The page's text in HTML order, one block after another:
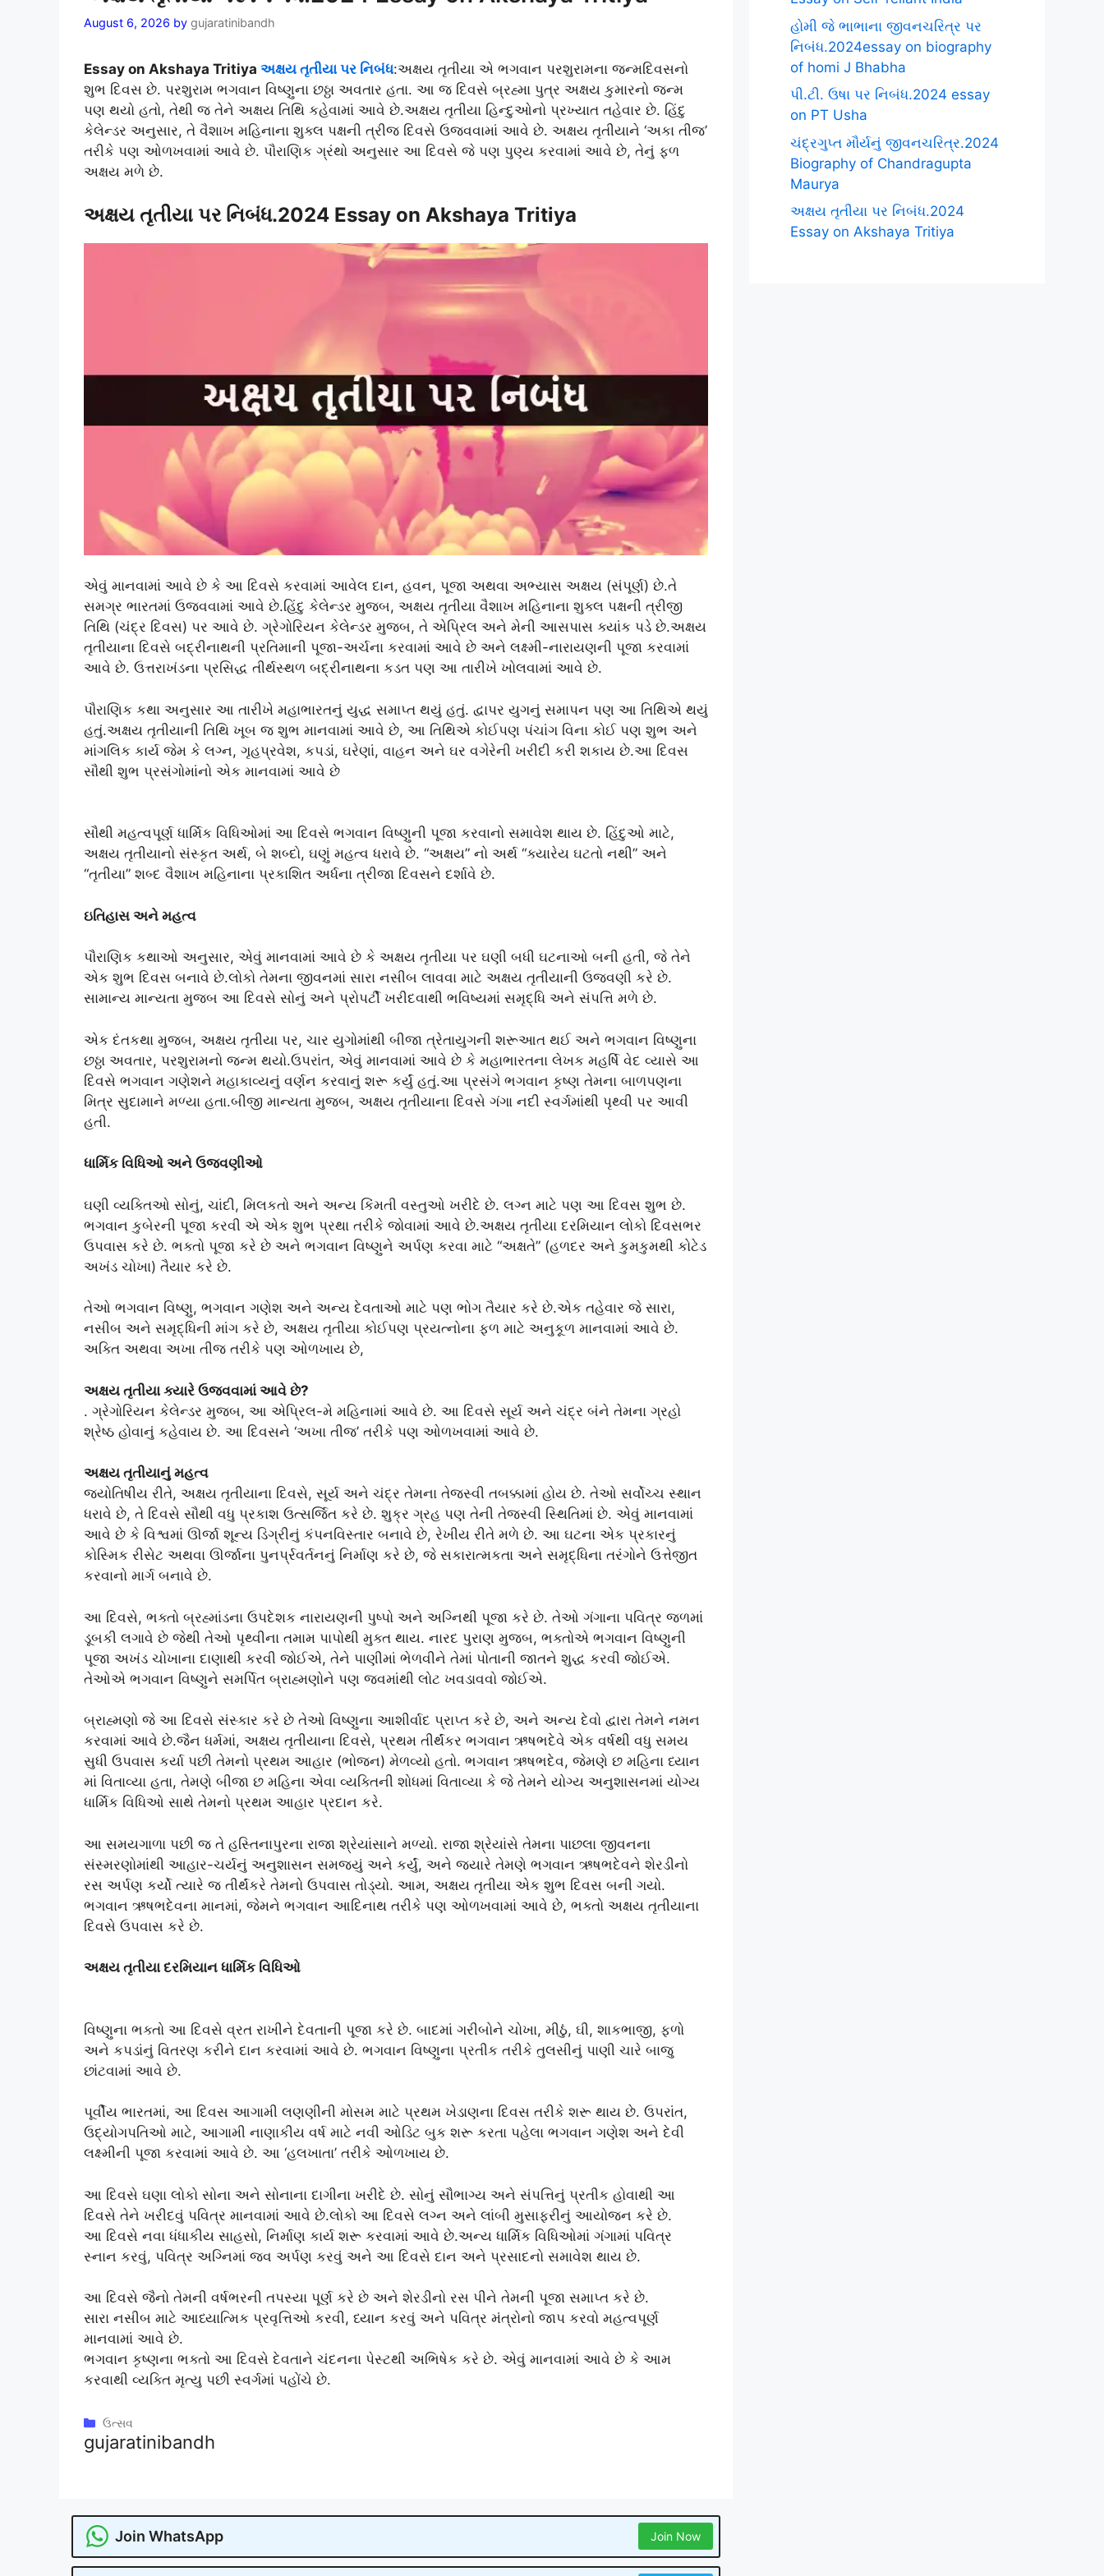
August 6, 2026 by gujaratinibandh
Essay on Akshaya Tritiya અક્ષય તૃતીયા પર નિબંધ:અક્ષય તૃતીયા એ ભગવાન પરશુરામના જન્મદિવસનો
શુભ દિવસ છે. પરશુરામ ભગવાન વિષ્ણુના છઠ્ઠા અવતાર હતા. આ જ દિવસે બ્રહ્મા પુત્ર અક્ષય કુમારનો જન્મ
પણ થયો હતો, તેથી જ તેને અક્ષય તિથિ કહેવામાં આવે છે.અક્ષય તૃતીયા હિન્દુઓનો પ્રખ્યાત તહેવાર છે. હિંદુ
કેલેન્ડર અનુસાર, તે વૈશાખ મહિનાના શુક્લ પક્ષની ત્રીજ દિવસે ઉજવવામાં આવે છે. અક્ષય તૃતીયાને ‘અકા તીજ’
તરીકે પણ ઓળખવામાં આવે છે. પૌરાણિક ગ્રંથો અનુસાર આ દિવસે જે પણ પુણ્ય કરવામાં આવે છે, તેનું ફળ
અક્ષય મળે છે.
અક્ષય તૃતીયા પર નિબંધ.2024 Essay on Akshaya Tritiya
એવું માનવામાં આવે છે કે આ દિવસે કરવામાં આવેલ દાન, હવન, પૂજા અથવા અભ્યાસ અક્ષય (સંપૂર્ણ) છે.તે
સમગ્ર ભારતમાં ઉજવવામાં આવે છે.હિંદુ કેલેન્ડર મુજબ, અક્ષય તૃતીયા વૈશાખ મહિનાના શુક્લ પક્ષની ત્રીજી
તિથિ (ચંદ્ર દિવસ) પર આવે છે. ગ્રેગોરિયન કેલેન્ડર મુજબ, તે એપ્રિલ અને મેની આસપાસ ક્યાંક પડે છે.અક્ષય
તૃતીયાના દિવસે બદ્રીનાથની પ્રતિમાની પૂજા-અર્ચના કરવામાં આવે છે અને લક્ષ્મી-નારાયણની પૂજા કરવામાં
આવે છે. ઉત્તરાખંડના પ્રસિદ્ધ તીર્થસ્થળ બદ્રીનાથના કડત પણ આ તારીખે ખોલવામાં આવે છે.
પૌરાણિક કથા અનુસાર આ તારીખે મહાભારતનું યુદ્ધ સમાપ્ત થયું હતું. દ્વાપર યુગનું સમાપન પણ આ તિથિએ થયું
હતું.અક્ષય તૃતીયાની તિથિ ખૂબ જ શુભ માનવામાં આવે છે, આ તિથિએ કોઈપણ પંચાંગ વિના કોઈ પણ શુભ અને
માંગલિક કાર્ય જેમ કે લગ્ન, ગૃહપ્રવેશ, કપડાં, ઘરેણાં, વાહન અને ઘર વગેરેની ખરીદી કરી શકાય છે.આ દિવસ
સૌથી શુભ પ્રસંગોમાંનો એક માનવામાં આવે છે
સૌથી મહત્વપૂર્ણ ધાર્મિક વિધિઓમાં આ દિવસે ભગવાન વિષ્ણુની પૂજા કરવાનો સમાવેશ થાય છે. હિંદુઓ માટે,
અક્ષય તૃતીયાનો સંસ્કૃત અર્થ, બે શબ્દો, ઘણું મહત્વ ધરાવે છે. “અક્ષય” નો અર્થ “ક્યારેય ઘટતો નથી” અને
“તૃતીયા” શબ્દ વૈશાખ મહિનાના પ્રકાશિત અર્ધના ત્રીજા દિવસને દર્શાવે છે.
ઇતિહાસ અને મહત્વ
પૌરાણિક કથાઓ અનુસાર, એવું માનવામાં આવે છે કે અક્ષય તૃતીયા પર ઘણી બધી ઘટનાઓ બની હતી, જે તેને
એક શુભ દિવસ બનાવે છે.લોકો તેમના જીવનમાં સારા નસીબ લાવવા માટે અક્ષય તૃતીયાની ઉજવણી કરે છે.
સામાન્ય માન્યતા મુજબ આ દિવસે સોનું અને પ્રોપર્ટી ખરીદવાથી ભવિષ્યમાં સમૃદ્ધિ અને સંપત્તિ મળે છે.
એક દંતકથા મુજબ, અક્ષય તૃતીયા પર, ચાર યુગોમાંથી બીજા ત્રેતાયુગની શરૂઆત થઈ અને ભગવાન વિષ્ણુના
છઠ્ઠા અવતાર, પરશુરામનો જન્મ થયો.ઉપરાંત, એવું માનવામાં આવે છે કે મહાભારતના લેખક મહર્ષિ વેદ વ્યાસે આ
દિવસે ભગવાન ગણેશને મહાકાવ્યનું વર્ણન કરવાનું શરૂ કર્યું હતું.આ પ્રસંગે ભગવાન કૃષ્ણ તેમના બાળપણના
મિત્ર સુદામાને મળ્યા હતા.બીજી માન્યતા મુજબ, અક્ષય તૃતીયાના દિવસે ગંગા નદી સ્વર્ગમાંથી પૃથ્વી પર આવી
હતી.
ધાર્મિક વિધિઓ અને ઉજવણીઓ
ઘણી વ્યક્તિઓ સોનું, ચાંદી, મિલકતો અને અન્ય કિંમતી વસ્તુઓ ખરીદે છે. લગ્ન માટે પણ આ દિવસ શુભ છે.
ભગવાન કુબેરની પૂજા કરવી એ એક શુભ પ્રથા તરીકે જોવામાં આવે છે.અક્ષય તૃતીયા દરમિયાન લોકો દિવસભર
ઉપવાસ કરે છે. ભક્તો પૂજા કરે છે અને ભગવાન વિષ્ણુને અર્પણ કરવા માટે “અક્ષતે” (હળદર અને કુમકુમથી કોટેડ
અખંડ ચોખા) તૈયાર કરે છે.
તેઓ ભગવાન વિષ્ણુ, ભગવાન ગણેશ અને અન્ય દેવતાઓ માટે પણ ભોગ તૈયાર કરે છે.એક તહેવાર જે સારા,
નસીબ અને સમૃદ્ધિની માંગ કરે છે, અક્ષય તૃતીયા કોઈપણ પ્રયત્નોના ફળ માટે અનુકૂળ માનવામાં આવે છે.
અક્તિ અથવા અખા તીજ તરીકે પણ ઓળખાય છે,
અક્ષય તૃતીયા ક્યારે ઉજવવામાં આવે છે?
. ગ્રેગોરિયન કેલેન્ડર મુજબ, આ એપ્રિલ-મે મહિનામાં આવે છે. આ દિવસે સૂર્ય અને ચંદ્ર બંને તેમના ગ્રહો
શ્રેષ્ઠ હોવાનું કહેવાય છે. આ દિવસને ‘અખા તીજ’ તરીકે પણ ઓળખવામાં આવે છે.
અક્ષય તૃતીયાનું મહત્વ
જ્યોતિષીય રીતે, અક્ષય તૃતીયાના દિવસે, સૂર્ય અને ચંદ્ર તેમના તેજસ્વી તબક્કામાં હોય છે. તેઓ સર્વોચ્ચ સ્થાન
ધરાવે છે, તે દિવસે સૌથી વધુ પ્રકાશ ઉત્સર્જિત કરે છે. શુક્ર ગ્રહ પણ તેની તેજસ્વી સ્થિતિમાં છે. એવું માનવામાં
આવે છે કે વિશ્વમાં ઊર્જા શૂન્ય ડિગ્રીનું કંપનવિસ્તાર બનાવે છે, રેખીય રીતે મળે છે. આ ઘટના એક પ્રકારનું
કોસ્મિક રીસેટ અથવા ઊર્જાના પુનર્પ્રવર્તનનું નિર્માણ કરે છે, જે સકારાત્મકતા અને સમૃદ્ધિના તરંગોને ઉત્તેજીત
કરવાનો માર્ગ બનાવે છે.
આ દિવસે, ભક્તો બ્રહ્માંડના ઉપદેશક નારાયણની પુષ્પો અને અગ્નિથી પૂજા કરે છે. તેઓ ગંગાના પવિત્ર જળમાં
ડૂબકી લગાવે છે જેથી તેઓ પૃથ્વીના તમામ પાપોથી મુક્ત થાય. નારદ પુરાણ મુજબ, ભક્તોએ ભગવાન વિષ્ણુની
પૂજા અખંડ ચોખાના દાણાથી કરવી જોઈએ, તેને પાણીમાં ભેળવીને તેમાં પોતાની જાતને શુદ્ધ કરવી જોઈએ.
તેઓએ ભગવાન વિષ્ણુને સમર્પિત બ્રાહ્મણોને પણ જવમાંથી લોટ ખવડાવવો જોઈએ.
બ્રાહ્મણો જે આ દિવસે સંસ્કાર કરે છે તેઓ વિષ્ણુના આશીર્વાદ પ્રાપ્ત કરે છે, અને અન્ય દેવો દ્વારા તેમને નમન
કરવામાં આવે છે.જૈન ધર્મમાં, અક્ષય તૃતીયાના દિવસે, પ્રથમ તીર્થંકર ભગવાન ઋષભદેવે એક વર્ષથી વધુ સમય
સુધી ઉપવાસ કર્યા પછી તેમનો પ્રથમ આહાર (ભોજન) મેળવ્યો હતો. ભગવાન ઋષભદેવ, જેમણે છ મહિના ધ્યાન
માં વિતાવ્યા હતા, તેમણે બીજા છ મહિના એવા વ્યક્તિની શોધમાં વિતાવ્યા કે જે તેમને યોગ્ય અનુશાસનમાં યોગ્ય
ધાર્મિક વિધિઓ સાથે તેમનો પ્રથમ આહાર પ્રદાન કરે.
આ સમયગાળા પછી જ તે હસ્તિનાપુરના રાજા શ્રેયાંસાને મળ્યો. રાજા શ્રેયાંસે તેમના પાછલા જીવનના
સંસ્મરણોમાંથી આહાર-ચર્યનું અનુશાસન સમજ્યું અને કર્યું, અને જ્યારે તેમણે ભગવાન ઋષભદેવને શેરડીનો
રસ અર્પણ કર્યો ત્યારે જ તીર્થંકરે તેમનો ઉપવાસ તોડ્યો. આમ, અક્ષય તૃતીયા એક શુભ દિવસ બની ગયો.
ભગવાન ઋષભદેવના માનમાં, જેમને ભગવાન આદિનાથ તરીકે પણ ઓળખવામાં આવે છે, ભક્તો અક્ષય તૃતીયાના
દિવસે ઉપવાસ કરે છે.
અક્ષય તૃતીયા દરમિયાન ધાર્મિક વિધિઓ
વિષ્ણુના ભક્તો આ દિવસે વ્રત રાખીને દેવતાની પૂજા કરે છે. બાદમાં ગરીબોને ચોખા, મીઠું, ઘી, શાકભાજી, ફળો
અને કપડાંનું વિતરણ કરીને દાન કરવામાં આવે છે. ભગવાન વિષ્ણુના પ્રતીક તરીકે તુલસીનું પાણી ચારે બાજુ
છાંટવામાં આવે છે.
પૂર્વીય ભારતમાં, આ દિવસ આગામી લણણીની મોસમ માટે પ્રથમ ખેડાણના દિવસ તરીકે શરૂ થાય છે. ઉપરાંત,
ઉદ્યોગપતિઓ માટે, આગામી નાણાકીય વર્ષ માટે નવી ઓડિટ બુક શરૂ કરતા પહેલા ભગવાન ગણેશ અને દેવી
લક્ષ્મીની પૂજા કરવામાં આવે છે. આ ‘હલખાતા’ તરીકે ઓળખાય છે.
આ દિવસે ઘણા લોકો સોના અને સોનાના દાગીના ખરીદે છે. સોનું સૌભાગ્ય અને સંપત્તિનું પ્રતીક હોવાથી આ
દિવસે તેને ખરીદવું પવિત્ર માનવામાં આવે છે.લોકો આ દિવસે લગ્ન અને લાંબી મુસાફરીનું આયોજન કરે છે.
આ દિવસે નવા ધંધાકીય સાહસો, નિર્માણ કાર્ય શરૂ કરવામાં આવે છે.અન્ય ધાર્મિક વિધિઓમાં ગંગામાં પવિત્ર
સ્નાન કરવું, પવિત્ર અગ્નિમાં જવ અર્પણ કરવું અને આ દિવસે દાન અને પ્રસાદનો સમાવેશ થાય છે.
આ દિવસે જૈનો તેમની વર્ષભરની તપસ્યા પૂર્ણ કરે છે અને શેરડીનો રસ પીને તેમની પૂજા સમાપ્ત કરે છે.
સારા નસીબ માટે આધ્યાત્મિક પ્રવૃત્તિઓ કરવી, ધ્યાન કરવું અને પવિત્ર મંત્રોનો જાપ કરવો મહત્વપૂર્ણ
માનવામાં આવે છે.
ભગવાન કૃષ્ણના ભક્તો આ દિવસે દેવતાને ચંદનના પેસ્ટથી અભિષેક કરે છે. એવું માનવામાં આવે છે કે આમ
કરવાથી વ્યક્તિ મૃત્યુ પછી સ્વર્ગમાં પહોંચે છે.
Categories
ઉત્સવ
gujaratinibandh
Join WhatsApp Join Now
હોમી જે ભાભાના જીવનચરિત્ર પર
નિબંધ.2024essay on biography
of homi J Bhabha
પી.ટી. ઉષા પર નિબંધ.2024 essay
on PT Usha
ચંદ્રગુપ્ત મૌર્યનું જીવનચરિત્ર.2024
Biography of Chandragupta
Maurya
અક્ષય તૃતીયા પર નિબંધ.2024
Essay on Akshaya Tritiya